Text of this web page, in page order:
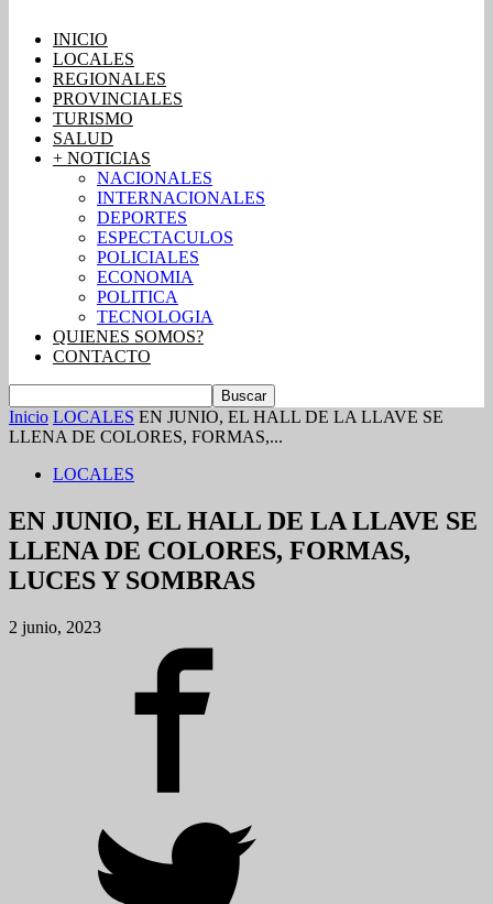
INICIO
LOCALES
REGIONALES
PROVINCIALES
TURISMO
SALUD
+ NOTICIAS
NACIONALES
INTERNACIONALES
DEPORTES
ESPECTACULOS
POLICIALES
ECONOMIA
POLITICA
TECNOLOGIA
QUIENES SOMOS?
CONTACTO
Inicio LOCALES EN JUNIO, EL HALL DE LA LLAVE SE
LLENA DE COLORES, FORMAS,...
LOCALES
EN JUNIO, EL HALL DE LA LLAVE SE
LLENA DE COLORES, FORMAS,
LUCES Y SOMBRAS
2 junio, 2023